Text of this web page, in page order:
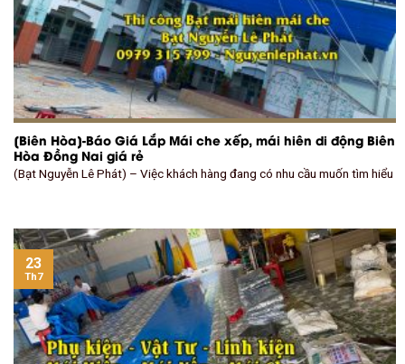
[Biên Hòa]-Báo Giá Lắp Mái che xếp, mái hiên di động Biên
Hòa Đồng Nai giá rẻ
(Bạt Nguyễn Lê Phát) – Việc khách hàng đang có nhu cầu muốn tìm hiểu
23
Th7